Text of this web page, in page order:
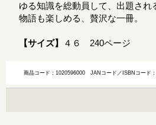
ゆる知識を総動員して、出題され
物語も楽しめる、贅沢な一冊。
【サイズ】 ４６ 240ページ
商品コード：1020596000JANコード／ISBNコード